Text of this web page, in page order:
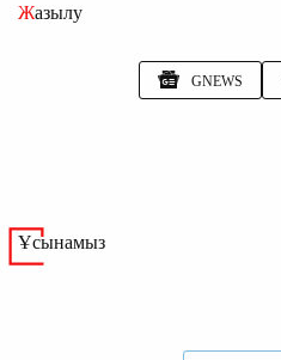
Жазылу
GNEWS
Ұсынамыз